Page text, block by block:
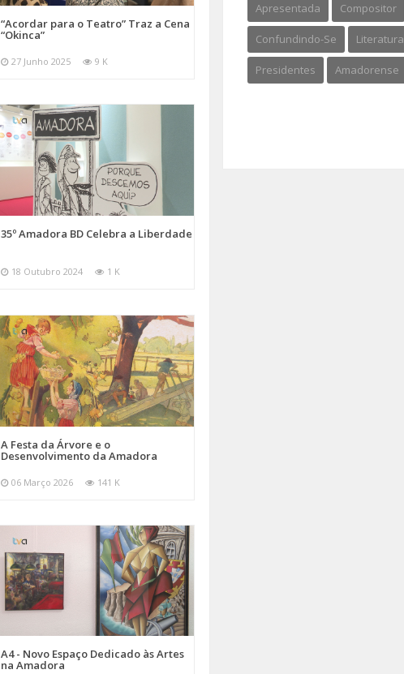
“Acordar para o Teatro” Traz a Cena
“Okinca”
27 Junho 2025 9 K
35º Amadora BD Celebra a Liberdade
18 Outubro 2024 1 K
A Festa da Árvore e o
Desenvolvimento da Amadora
06 Março 2026 141 K
A4 - Novo Espaço Dedicado às Artes
na Amadora
Apresentada Compositor
Confundindo-Se Literatura
Presidentes Amadorense